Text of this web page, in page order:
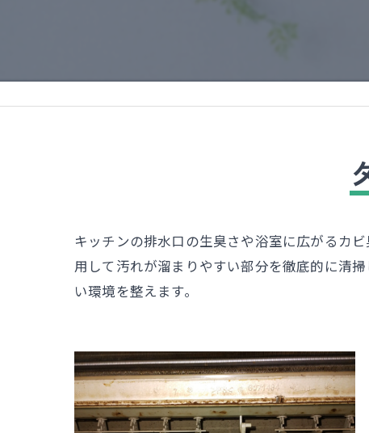
キッチンの排水口の生臭さや浴室に広がるカ
用して汚れが溜まりやすい部分を徹底的に清
い環境を整えます。